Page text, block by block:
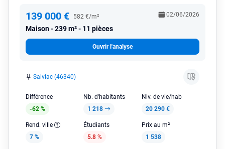
139 000 € 582 €/m²
Maison 239 m² - 11 pièces
02/06/2026
Ouvrir l'analyse
Salviac (46340)
Différence
-62 %
Nb. d'habitants
1 218
Niv. de vie/hab
20 290 €
Rend. ville
7 %
Étudiants
5.8 %
Prix au m²
1 538